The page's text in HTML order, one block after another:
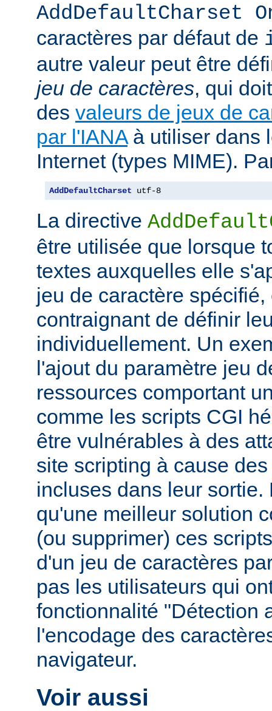
AddDefaultCharset
caractères par défaut de
autre valeur peut être
jeu de caractères, qui
des valeurs de jeux de
par l'IANAà utiliser dans
Internet (types MIME).
AddDefaultCharset utf-8
La directive
être utilisée que lorsque
textes auxquelles elle
jeu de caractère
contraignant de définir
individuellement. Un
l'ajout du paramètre jeu
ressources comportant
comme les scripts CGI
être vulnérables à des
site scripting à cause
incluses dans leur sortie.
qu'une meilleur solution
(ou supprimer) ces
d'un jeu de caractères
pas les utilisateurs qui
fonctionnalité "Détection
l'encodage des
navigateur.
Voir aussi